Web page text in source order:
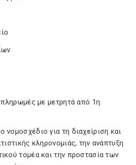
πληρωμές με μετρητά από 1η
για τη διαχείριση και
κληρονομιάς, την ανάπτυξη
τομέα και την προστασία των